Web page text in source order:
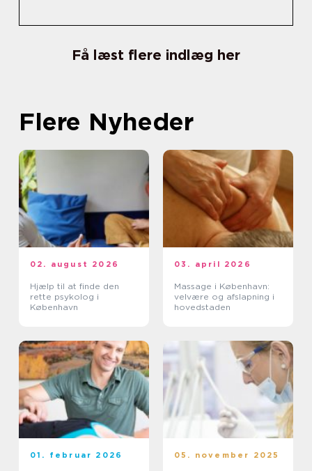
Få læst flere indlæg her
Flere Nyheder
02. august 2026
Hjælp til at finde den
rette psykolog i
København
03. april 2026
Massage i København:
velvære og afslapning i
hovedstaden
01. februar 2026 05. november 2025